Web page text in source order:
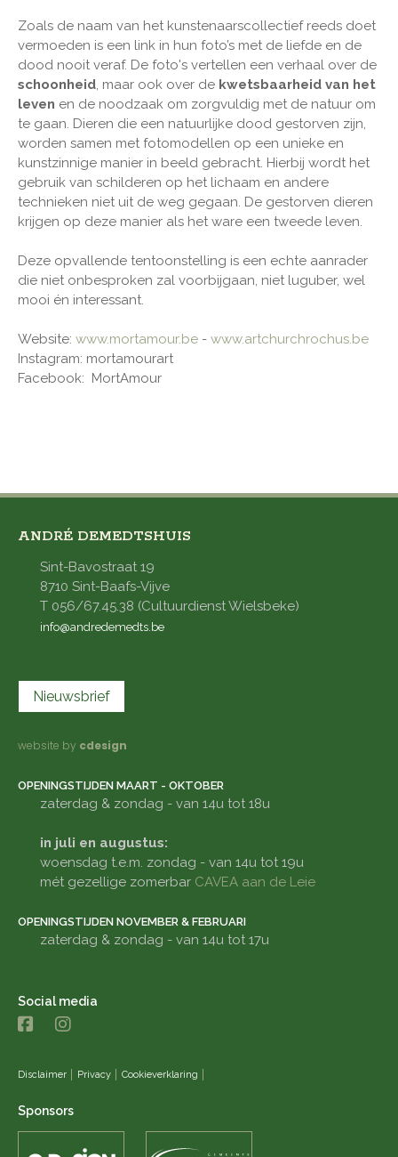
Zoals de naam van het kunstenaarscollectief reeds doet
vermoeden is een link in hun foto’s met de liefde en de
dood nooit veraf. De foto's vertellen een verhaal over de
schoonheid, maar ook over de kwetsbaarheid van het
leven en de noodzaak om zorgvuldig met de natuur om
te gaan. Dieren die een natuurlijke dood gestorven zijn,
worden samen met fotomodellen op een unieke en
kunstzinnige manier in beeld gebracht. Hierbij wordt het
gebruik van schilderen op het lichaam en andere
technieken niet uit de weg gegaan. De gestorven dieren
krijgen op deze manier als het ware een tweede leven.
Deze opvallende tentoonstelling is een echte aanrader
die niet onbesproken zal voorbijgaan, niet luguber, wel
mooi én interessant.
Website: www.mortamour.be - www.artchurchrochus.be
Instagram: mortamourart
Facebook: MortAmour
ANDRÉ DEMEDTSHUIS
Sint-Bavostraat 19
8710 Sint-Baafs-Vijve
T 056/67.45.38 (Cultuurdienst Wielsbeke)
info@andredemedts.be
Nieuwsbrief
website by cdesign
OPENINGSTIJDEN MAART - OKTOBER
zaterdag & zondag - van 14u tot 18u
in juli en augustus:
woensdag t.e.m. zondag - van 14u tot 19u
mét gezellige zomerbar CAVEA aan de Leie
OPENINGSTIJDEN NOVEMBER & FEBRUARI
zaterdag & zondag - van 14u tot 17u
Social media
Disclaimer Privacy Cookieverklaring
Sponsors